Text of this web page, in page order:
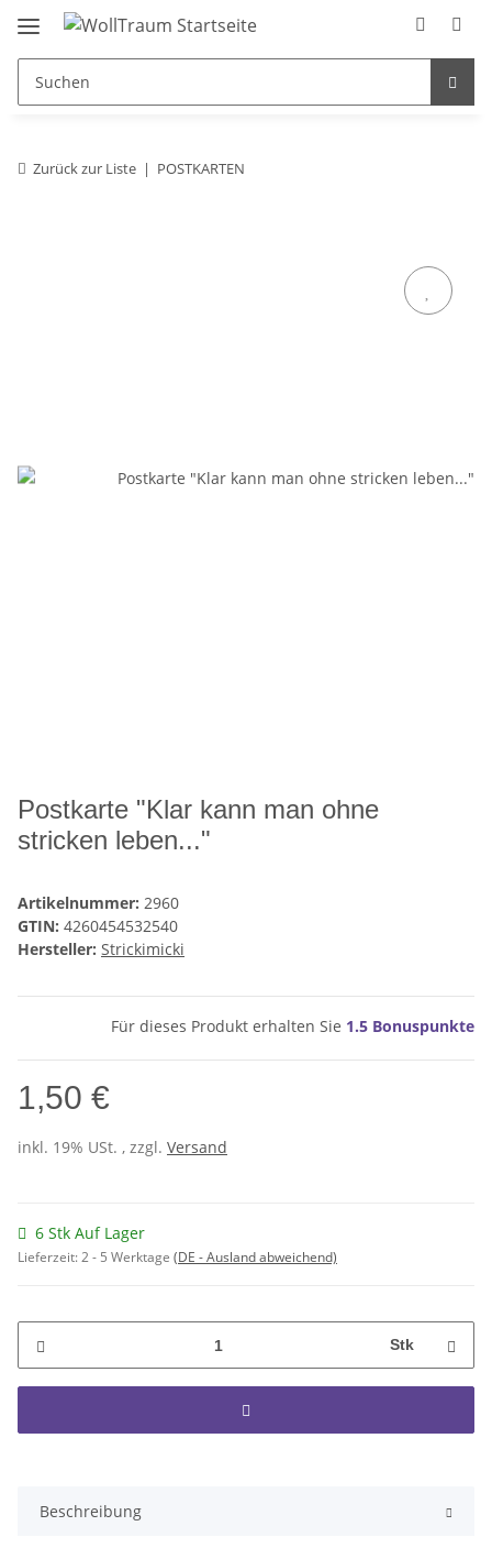
Zurück zur Liste POSTKARTEN
Postkarte "Klar kann man ohne
stricken leben..."
Artikelnummer: 2960
GTIN: 4260454532540
Hersteller: Strickimicki
Für dieses Produkt erhalten Sie 1.5 Bonuspunkte
1,50 €
inkl. 19% USt. , zzgl. Versand
6 Stk Auf Lager
Lieferzeit:2 - 5 Werktage (DE - Ausland abweichend)
Stk
Beschreibung